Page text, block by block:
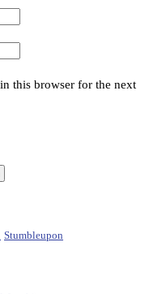
this browser for the next
Stumbleupon